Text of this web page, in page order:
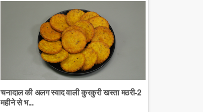
चनादाल की अलग स्वाद वाली कुरकुरी खस्ता मठरी-2
महीने से भ...